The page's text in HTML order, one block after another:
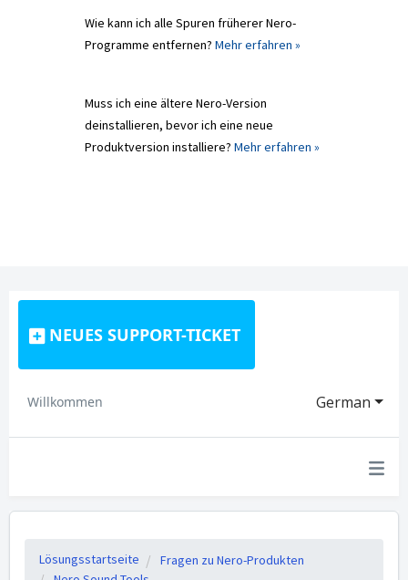
Wie kann ich alle Spuren früherer Nero-
Programme entfernen? Mehr erfahren »
Muss ich eine ältere Nero-Version
deinstallieren, bevor ich eine neue
Produktversion installiere? Mehr erfahren »
NEUES SUPPORT-TICKET
German
Willkommen
Lösungsstartseite
Fragen zu Nero-Produkten